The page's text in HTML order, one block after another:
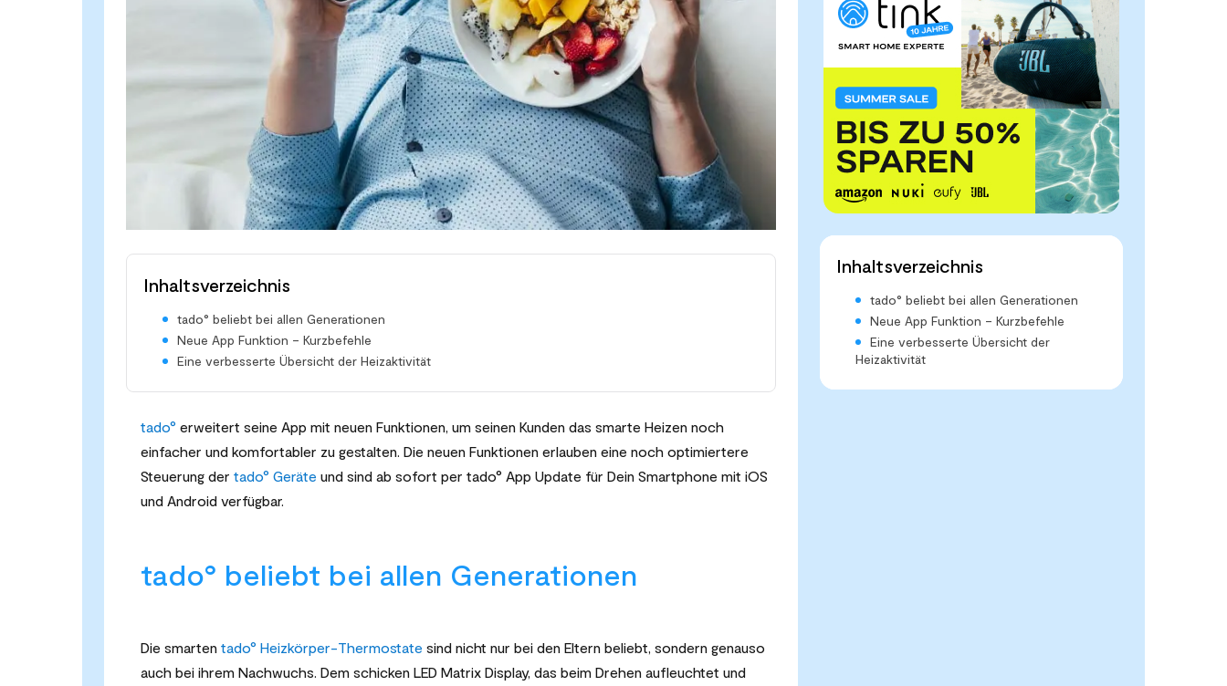
Inhaltsverzeichnis
tado° beliebt bei allen Generationen
Neue App Funktion – Kurzbefehle
Eine verbesserte Übersicht der Heizaktivität
tado° erweitert seine App mit neuen Funktionen, um seinen Kunden das smarte Heizen noch
einfacher und komfortabler zu gestalten. Die neuen Funktionen erlauben eine noch optimiertere
Steuerung der tado° Geräte und sind ab sofort per tado° App Update für Dein Smartphone mit iOS
und Android verfügbar.
tado° beliebt bei allen Generationen
Die smarten tado° Heizkörper-Thermostate sind nicht nur bei den Eltern beliebt, sondern genauso
auch bei ihrem Nachwuchs. Dem schicken LED Matrix Display, das beim Drehen aufleuchtet und
Inhaltsverzeichnis
tado° beliebt bei allen Generationen
Neue App Funktion – Kurzbefehle
Eine verbesserte Übersicht der
Heizaktivität